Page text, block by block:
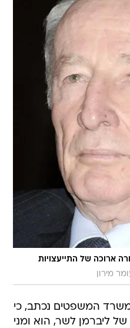
ארוכה של התייעצויות
מירון
המשפטים נכתב, כי
ליברמן לשר, הוא ומני